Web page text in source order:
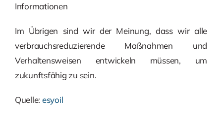
Informationen
Im Übrigen sind wir der Meinung, dass wir alle
verbrauchsreduzierende Maßnahmen und
Verhaltensweisen entwickeln müssen, um
zukunftsfähig zu sein.
Quelle: esyoil